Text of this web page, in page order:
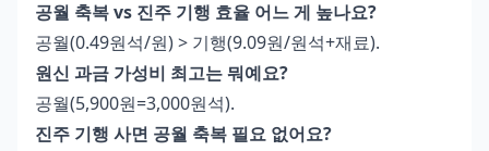
공월 축복 vs 진주 기행 효율 어느 게 높나요?
공월(0.49원석/원) > 기행(9.09원/원석+재료).
원신 과금 가성비 최고는 뭐예요?
공월(5,900원=3,000원석).
진주 기행 사면 공월 축복 필요 없어요?